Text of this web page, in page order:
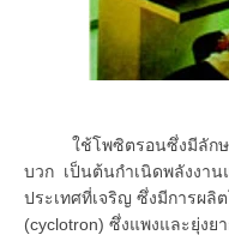
ใช้โพซิตรอนซึ่งมีลัก
บวก เป็นต้นกำเนิดพลังงาน
ประเทศที่เจริญ ซึ่งมีการผลิ
(cyclotron) ซึ่งแพงและยุ่ง